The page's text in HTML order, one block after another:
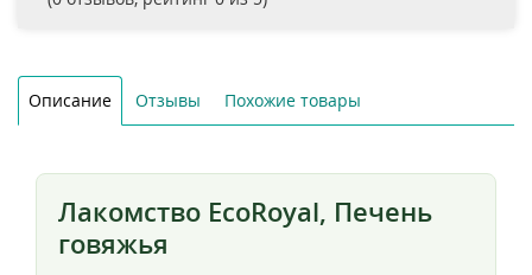
Описание Отзывы Похожие товары
Лакомство EcoRoyal, Печень
говяжья